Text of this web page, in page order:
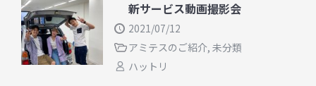
新サービス動画撮影会
2021/07/12
アミテスのご紹介, 未分類
ハットリ